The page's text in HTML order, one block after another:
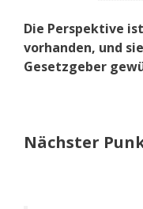
Die Perspektive
vorhanden, und
Gesetzgeber
Nächster